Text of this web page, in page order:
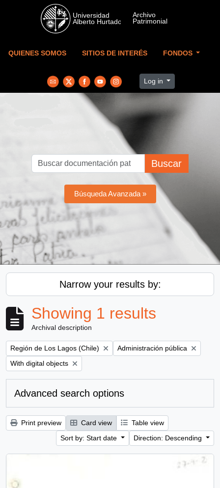
Skip to main content
QUIENES SOMOS SITIOS DE INTERÉS FONDOS
Log in
Buscar
Búsqueda Avanzada »
Narrow your results by:
Showing 1 results
Archival description
Remove filter:
Región de Los Lagos (Chile) Remove filter:
Administración pública
Remove filter:
With digital objects
Advanced search options
Print preview Card view
Table view
Sort by: Start date
Direction: Descending